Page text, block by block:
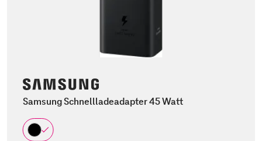
Samsung Schnellladeadapter 45 Watt